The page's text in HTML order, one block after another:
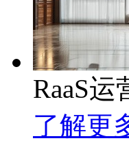
RaaS
了解更